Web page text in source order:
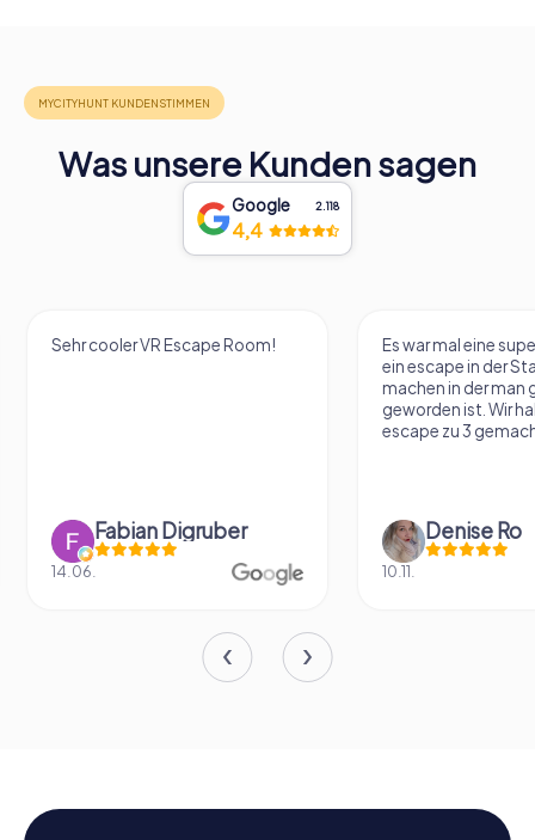
Was unsere Kunden sagen
Google 2.118
4,4
Es war mal eine super Erfahrung
Denise Ro
10.11.
Lustiges und
Exitgame
Franziska
25.06.